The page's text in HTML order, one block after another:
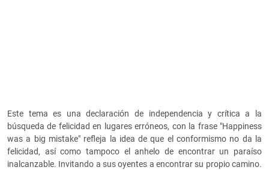
Este tema es una declaración de independencia y crítica a la
búsqueda de felicidad en lugares erróneos, con la frase "Happiness
was a big mistake" refleja la idea de que el conformismo no da la
felicidad, así como tampoco el anhelo de encontrar un paraíso
inalcanzable. Invitando a sus oyentes a encontrar su propio camino.